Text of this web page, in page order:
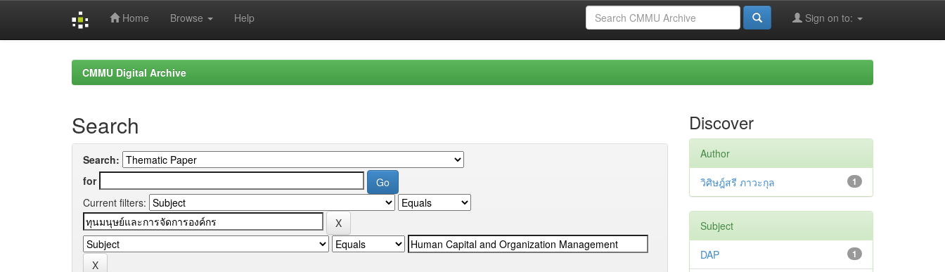
Home Browse Help Sign on to:
CMMU Digital Archive
Search
Search:
for
Current filters:
Discover
Author
1
วิศิษฎ์สรี ภาวะกุล
Subject
1
DAP